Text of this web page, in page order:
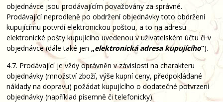
objednávce jsou prodávajícím považovány za správné.
Prodávající neprodleně po obdržení objednávky toto obdržení
kupujícímu potvrdí elektronickou poštou, a to na adresu
elektronické pošty kupujícího uvedenou v uživatelském účtu či v
objednávce (dále také jen „elektronická adresa kupujícího“).
4.7. Prodávající je vždy oprávněn v závislosti na charakteru
objednávky (množství zboží, výše kupní ceny, předpokládané
náklady na dopravu) požádat kupujícího o dodatečné potvrzení
objednávky (například písemně či telefonicky).